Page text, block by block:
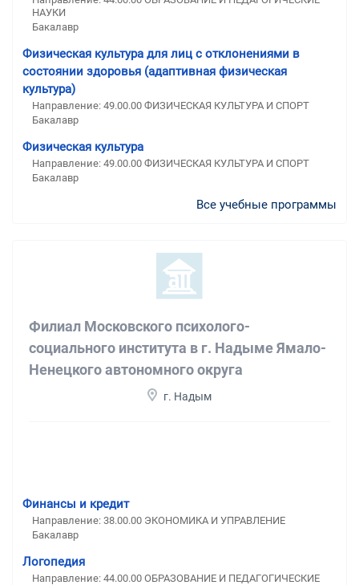
НАУКИ
Бакалавр
Физическая культура для лиц с отклонениями в
состоянии здоровья (адаптивная физическая
культура)
Направление: 49.00.00 ФИЗИЧЕСКАЯ КУЛЬТУРА И СПОРТ
Бакалавр
Физическая культура
Направление: 49.00.00 ФИЗИЧЕСКАЯ КУЛЬТУРА И СПОРТ
Бакалавр
Все учебные программы
Филиал Московского психолого-
социального института в г. Надыме Ямало-
Ненецкого автономного округа
г. Надым
Финансы и кредит
Направление: 38.00.00 ЭКОНОМИКА И УПРАВЛЕНИЕ
Бакалавр
Логопедия
Направление: 44.00.00 ОБРАЗОВАНИЕ И ПЕДАГОГИЧЕСКИЕ